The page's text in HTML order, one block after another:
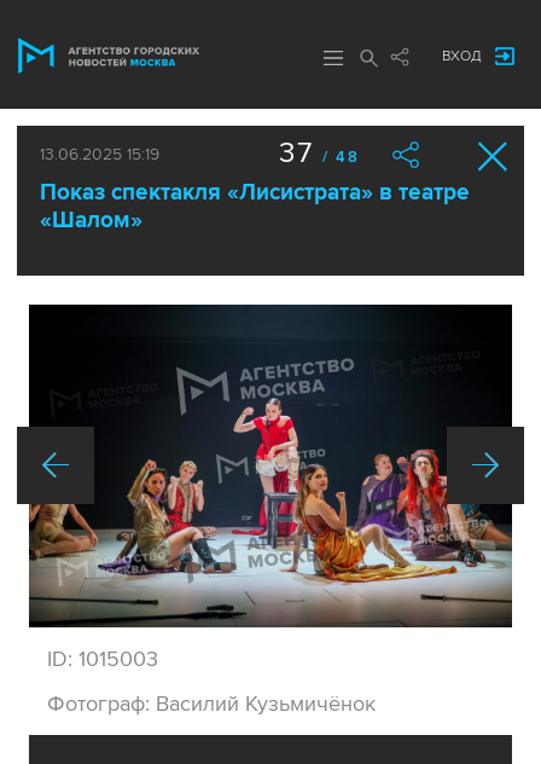
ВХОД
13.06.2025 15:19
Показ спектакля «Лисистрата» в театре
«Шалом»
37 / 48
ID: 1015003
Фотограф: Василий Кузьмичёнок